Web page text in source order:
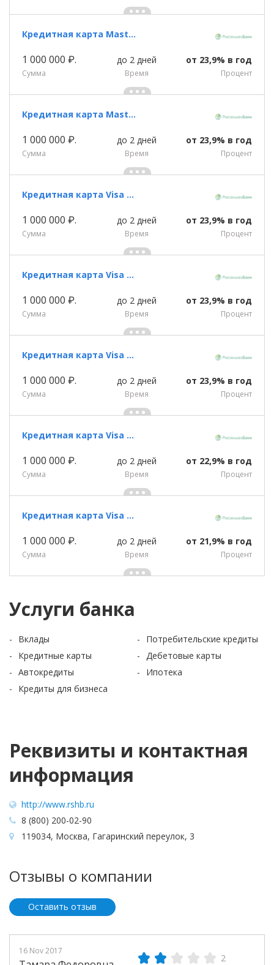
Кредитная карта Masterсard Standard «Карта хозяина » Россельхозбанка
1 000 000 ₽.
Сумма
до 2 дней
Время
от 23,9% в год
Процент
Кредитная карта Masterсard Standard «Пакет Базовый » Россельхозбанка
1 000 000 ₽.
Сумма
до 2 дней
Время
от 23,9% в год
Процент
Кредитная карта Visa Classic «Амурский тигр (кредитная)» Россельхозбанка
1 000 000 ₽.
Сумма
до 2 дней
Время
от 23,9% в год
Процент
Кредитная карта Visa Classic «Карта хозяина » Россельхозбанка
1 000 000 ₽.
Сумма
до 2 дней
Время
от 23,9% в год
Процент
Кредитная карта Visa Classic «Пакет Базовый » Россельхозбанка
1 000 000 ₽.
Сумма
до 2 дней
Время
от 23,9% в год
Процент
Кредитная карта Visa Gold «Пакет Базовый » Россельхозбанка
1 000 000 ₽.
Сумма
до 2 дней
Время
от 22,9% в год
Процент
Кредитная карта Visa Platinum «Пакет Базовый » Россельхозбанка
1 000 000 ₽.
Сумма
до 2 дней
Время
от 21,9% в год
Процент
Услуги банка
Вклады
Потребительские кредиты
Кредитные карты
Дебетовые карты
Автокредиты
Ипотека
Кредиты для бизнеса
Реквизиты и контактная
информация
http://www.rshb.ru
8 (800) 200-02-90
119034, Москва, Гагаринский переулок, 3
Отзывы о компании
Оставить отзыв
16 Nov 2017
2